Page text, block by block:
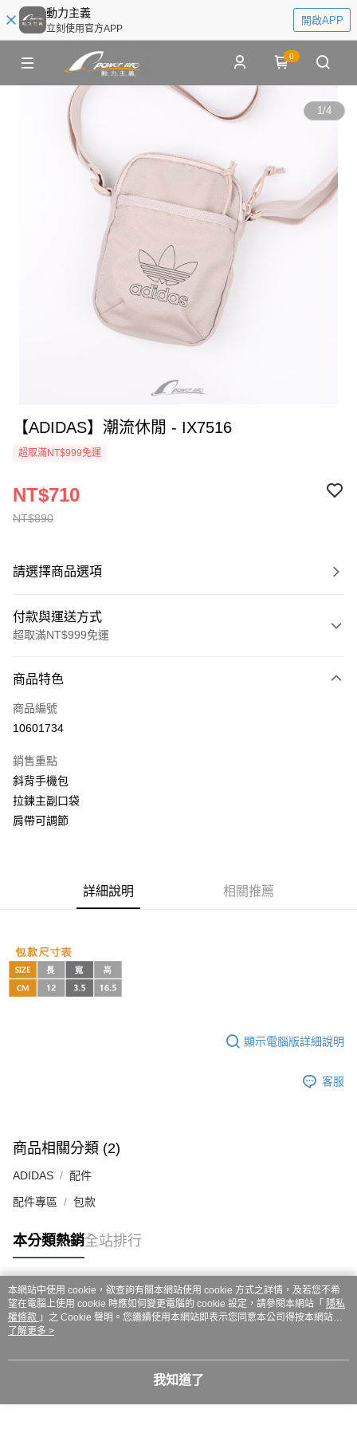
動力主義
立刻使用官方APP
開啟APP
0
1/4
【ADIDAS】潮流休閒 - IX7516
超取滿NT$999免運
NT$890
NT$710
請選擇商品選項
付款與運送方式
超取滿NT$999免運
信用卡一次付款
超商取貨付款
Apple Pay
街口支付
１．簡單：不需註冊會員、不需綁卡、不需儲值。
２．便利：只要手機號碼，簡訊認證，即可結帳。
３．安心：先確認商品／服務後，再付款。
結帳頁面，進行簡訊認證並確認金額後，即可完成結帳。
※ 請注意：結帳手續完成當下不需立刻繳費，但若您需要取消訂單，請聯絡
是否繳費成功／繳費後需取消欲退款等相關疑問，請聯繫「AFTEE先享後付
１．透過由恩沛科技股份有限公司提供之「AFTEE先享後付」服務完成之交
權轉讓予恩沛科技股份有限公司。
２．關於個人資料處理事宜，請瀏覽以下網址：
https://aftee.tw/terms/#terms3
３．未成年的使用者請事先徵得法定代理人或監護人之同意方可使用
「AFTEE先享後付」，若未經同意申辦者引起之損失，本公司不負相關責
任。
４．使用「AFTEE先享後付」時，將依據個別帳號之用戶狀況，依本公司即
時審查核予不同之上限額度；若仍有額度不足之情形，本公司將視審查結果
５．嚴禁一人註冊多個帳號或使用他人資訊註冊。若發現惡意使用之情形，
恩沛科技股份有限公司將有權停止該用戶之使用額度並採取法律行動。
運送方式
全家取貨付款
每筆NT$60，滿NT$999(含以上)免運費
每筆NT$60，滿NT$999(含以上)免運費
嘉里大榮宅配
每筆NT$80，滿NT$999(含以上)免運費
商品特色
商品編號
10601734
銷售重點
斜背手機包
拉鍊主副口袋
肩帶可調節
詳細說明 相關推薦
顯示電腦版詳細說明
客服
商品相關分類 (2)
ADIDAS 配件
配件專區 包款
本分類熱銷全站排行
熱門標籤
本網站中使用 cookie，欲查詢有關本網站使用 cookie 方式之詳情，及若您不希
望在電腦上使用 cookie 時應如何變更電腦的 cookie 設定，請參閱本網站「 隱私
權條款 」之 Cookie 聲明。您繼續使用本網站即表示您同意本公司得按本網站使
用條款之 Cookie 聲明使用 cookie。
了解更多 >
我知道了